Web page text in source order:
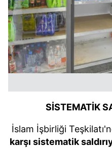
SİSTEMATİK
İslam İşbirliği
karşı sistematik